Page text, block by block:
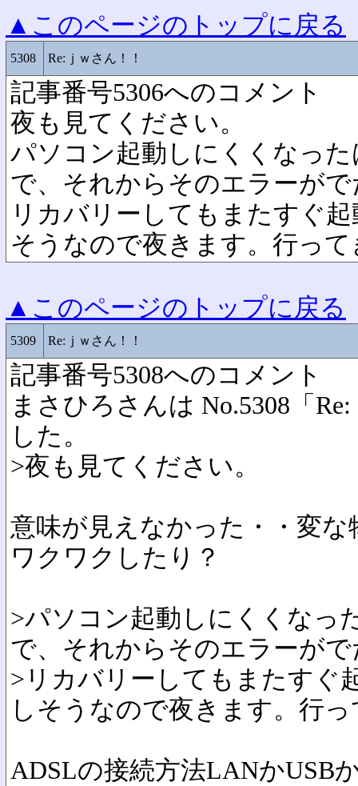
▲このページのトップに戻る
5308 Re:ｊｗさん！！
記事番号5306へのコメント
夜も見てください。
パソコン起動しにくくなっ
で、それからそのエラーが
リカバリーしてもまたすぐ
そうなので夜きます。行っ
▲このページのトップに戻る
5309 Re:ｊｗさん！！
記事番号5308へのコメント
まさひろさんは No.5308「
した。
>夜も見てください。
意味が見えなかった・・変
ワクワクしたり？
>パソコン起動しにくくなっ
で、それからそのエラーが
>リカバリーしてもまたすぐ
しそうなので夜きます。行
ADSLの接続方法LANかUSB